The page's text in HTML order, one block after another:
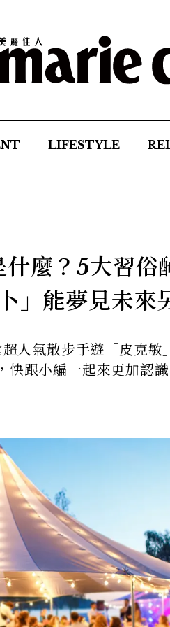
LIFESTYLE
麼？5大習俗
」能夢見未來
人氣散步手遊「皮克敏
跟小編一起來更加認識